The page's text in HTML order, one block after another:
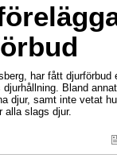
har fått djurförbud
Bland
djur, samt inte vetat
alla slags djur.